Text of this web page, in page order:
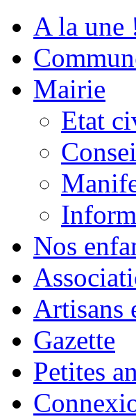
A la une
Mairie
Etat
Nos
Artisans
Gazette
Petites